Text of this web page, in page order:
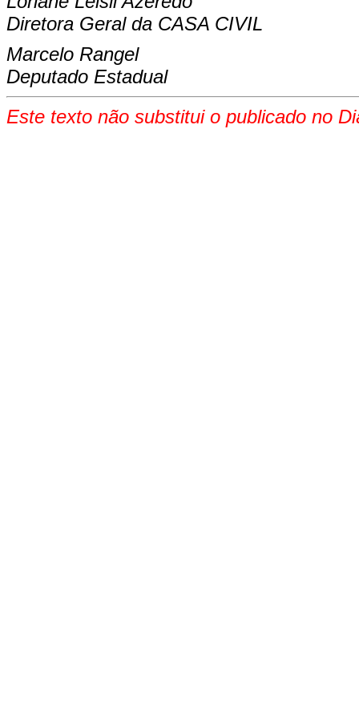
Diretora Geral da CASA CIVIL
Marcelo Rangel
Deputado Estadual
Este texto não substitui o publicado no